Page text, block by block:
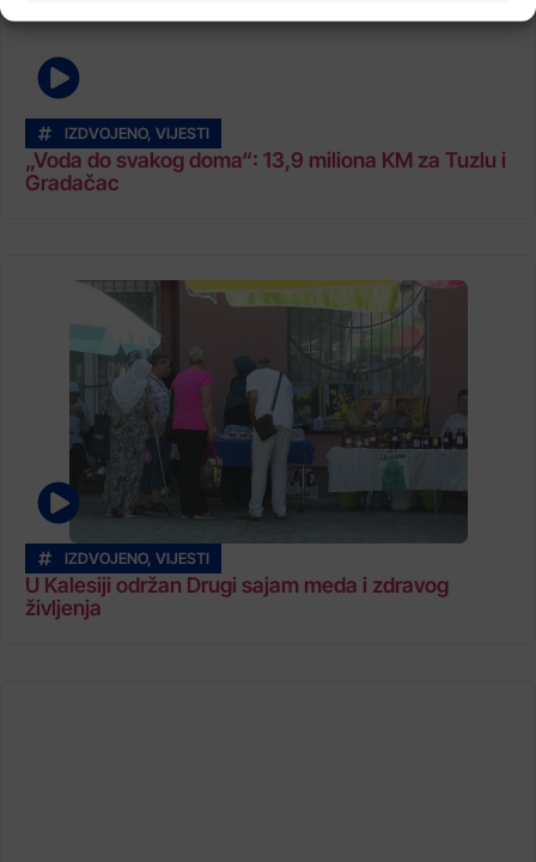
IZDVOJENO, VIJESTI
„Voda do svakog doma“: 13,9 miliona KM za Tuzlu i
Gradačac
IZDVOJENO, VIJESTI
U Kalesiji održan Drugi sajam meda i zdravog
življenja